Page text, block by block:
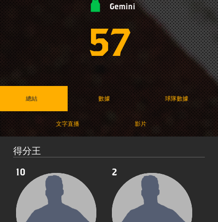
Gemini
57
總結 數據 球隊數據
文字直播 影片
得分王
10 2